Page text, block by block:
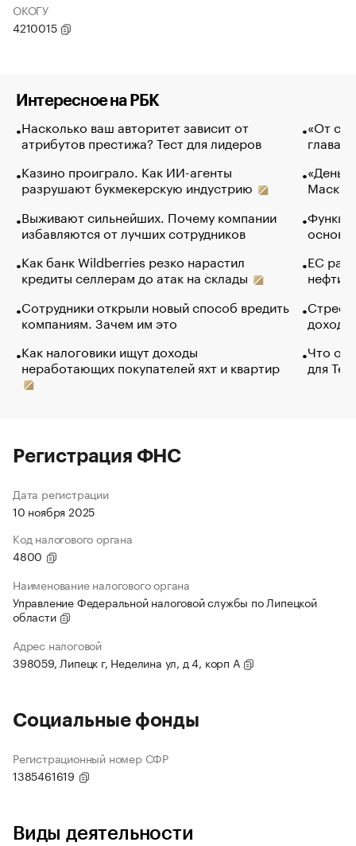
ОКОГУ
4210015
Интересное на РБК
Насколько ваш авторитет зависит от
атрибутов престижа? Тест для лидеров
Казино проиграло. Как ИИ-агенты
разрушают букмекерскую индустрию
Выживают сильнейших. Почему компании
избавляются от лучших сотрудников
Как банк Wildberries резко нарастил
кредиты селлерам до атак на склады
Сотрудники открыли новый способ вредить
компаниям. Зачем им это
Как налоговики ищут доходы
неработающих покупателей яхт и квартир
«От
глава
Маск в
основ
ЕС
нефти
Что
для
Регистрация ФНС
Дата регистрации
10 ноября 2025
Код налогового органа
4800
Наименование налогового органа
Управление Федеральной налоговой службы по Липецкой
области
Адрес налоговой
398059, Липецк г, Неделина ул, д 4, корп А
Социальные фонды
Регистрационный номер СФР
1385461619
Виды деятельности